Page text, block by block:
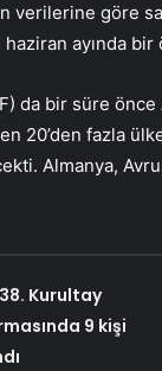
verilerine göre
ayında bir
da bir süre
20’den fazla
Almanya,
38. Kurultay
9 kişi